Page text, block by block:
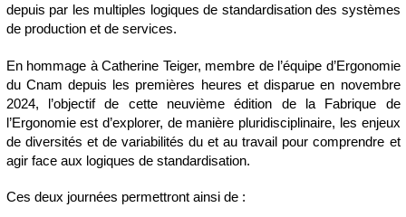
depuis par les multiples logiques de standardisation des systèmes
de production et de services.
En hommage à Catherine Teiger, membre de l’équipe d’Ergonomie
du Cnam depuis les premières heures et disparue en novembre
2024, l’objectif de cette neuvième édition de la Fabrique de
l’Ergonomie est d’explorer, de manière pluridisciplinaire, les enjeux
de diversités et de variabilités duetau travail pour comprendre et
agir face aux logiques de standardisation.
Ces deux journées permettront ainsi de :